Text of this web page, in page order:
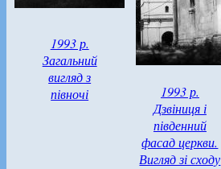
1993 р.
Загальний
вигляд з
півночі
1993 р.
Дзвіниця і
південний
фасад церкви.
Вигляд зі сходу